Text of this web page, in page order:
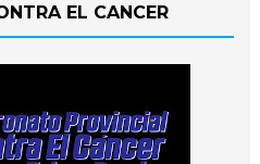
EL CANCER